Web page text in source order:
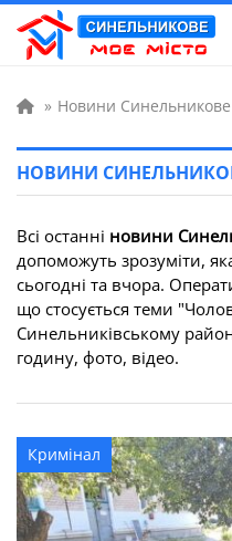
» Новини Синельникове
НОВИНИ
Всі останні новини
допоможуть зрозуміти,
сьогодні та вчора.
що стосується теми
Синельниківському
годину, фото, відео.
Кримінал